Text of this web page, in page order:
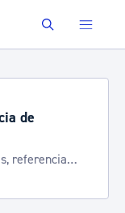
Buscar
de
referencia